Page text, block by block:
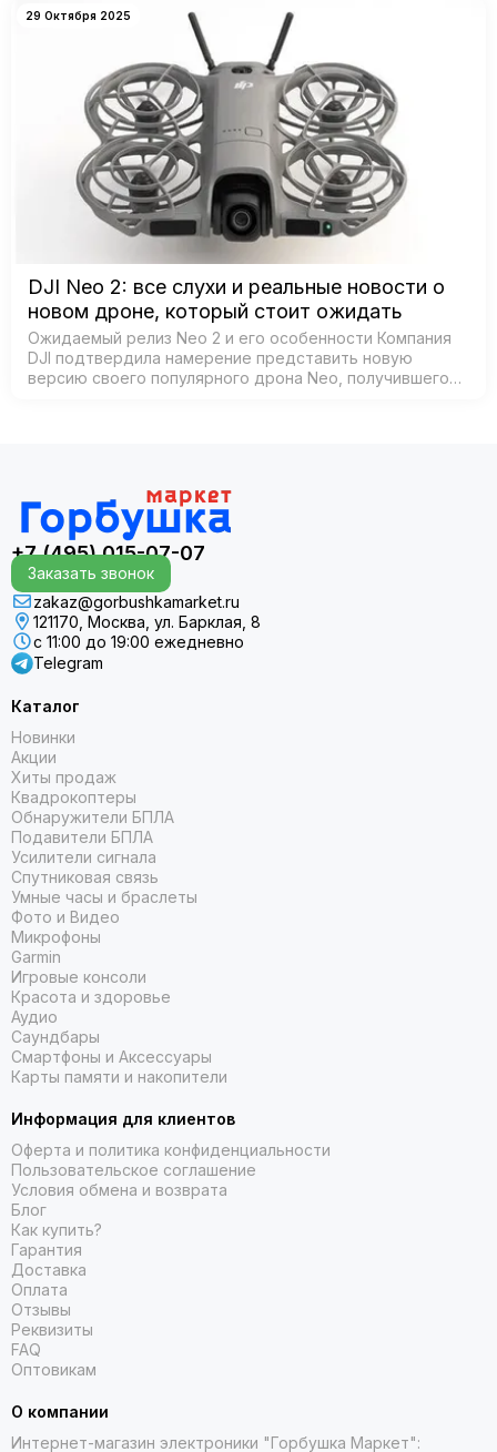
29 Октября 2025
DJI Neo 2: все слухи и реальные новости о
новом дроне, который стоит ожидать
Ожидаемый релиз Neo 2 и его особенности Компания
DJI подтвердила намерение представить новую
версию своего популярного дрона Neo, получившего
+7 (495) 015-07-07
Заказать звонок
zakaz@gorbushkamarket.ru
121170, Москва, ул. Барклая, 8
с 11:00 до 19:00 ежедневно
Telegram
Каталог
Новинки
Акции
Хиты продаж
Квадрокоптеры
Обнаружители БПЛА
Подавители БПЛА
Усилители сигнала
Спутниковая связь
Умные часы и браслеты
Фото и Видео
Микрофоны
Garmin
Игровые консоли
Красота и здоровье
Аудио
Саундбары
Смартфоны и Аксессуары
Карты памяти и накопители
Информация для клиентов
Оферта и политика конфиденциальности
Пользовательское соглашение
Условия обмена и возврата
Блог
Как купить?
Гарантия
Доставка
Оплата
Отзывы
Реквизиты
FAQ
Оптовикам
О компании
Интернет-магазин электроники "Горбушка Маркет":